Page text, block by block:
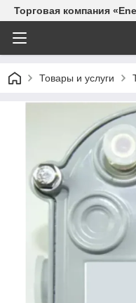
Торговая компания
Товары и услуги